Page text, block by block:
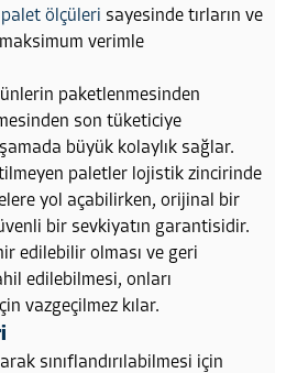
ölçüleri sayesinde tırların ve
verimle
paketlenmesinden
son tüketiciye
büyük kolaylık sağlar.
paletler lojistik zincirinde
yol açabilirken, orijinal bir
bir sevkiyatın garantisidir.
edilebilir olması ve geri
edilebilmesi, onları
vazgeçilmez kılar.
sınıflandırılabilmesi için